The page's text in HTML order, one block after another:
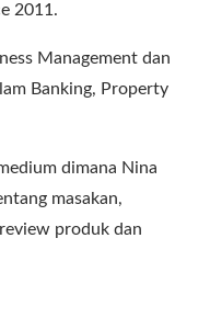
2011.
Management dan
Banking, Property
dimana Nina
masakan,
produk dan